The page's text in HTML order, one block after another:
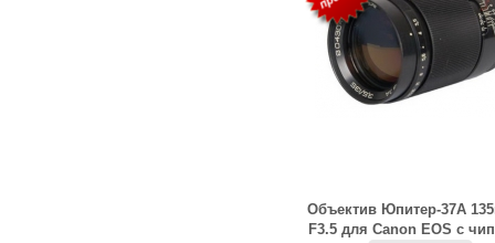
Объектив Юпитер-37А
F3.5 для Canon EOS с